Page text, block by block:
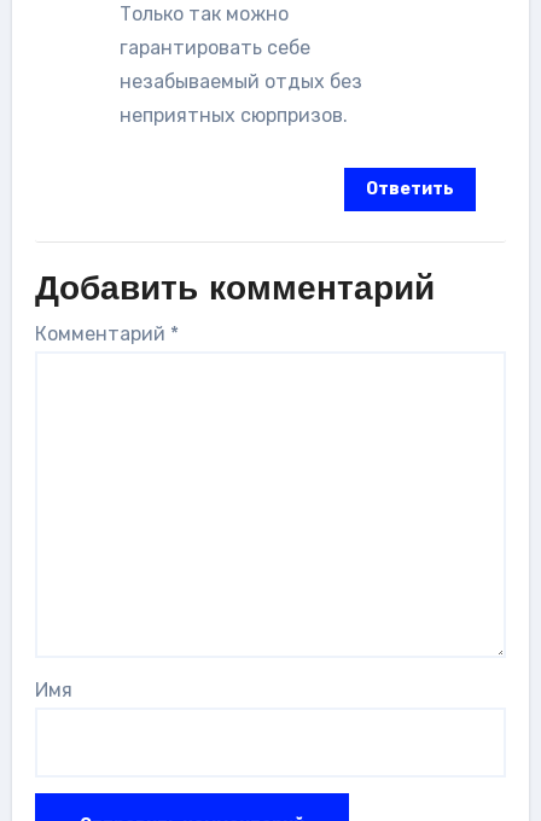
Только так можно
гарантировать себе
незабываемый отдых без
неприятных сюрпризов.
Ответить
Добавить комментарий
Комментарий *
Имя